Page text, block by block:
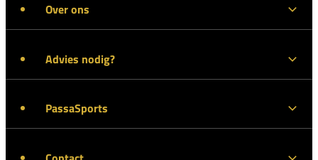
Over ons
Advies nodig?
PassaSports